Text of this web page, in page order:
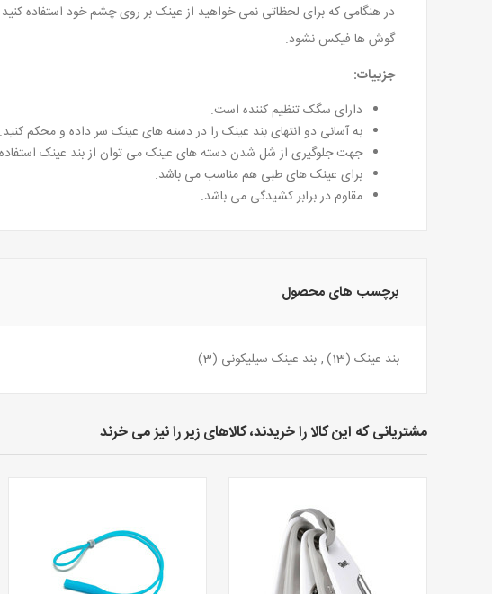
در هنگامی که برای لحظاتی نمی خواهید از عینک بر روی چشم خود استفاده
گوش ها فیکس نشود.
جزییات:
دارای سگک تنظیم کننده است.
به آسانی دو انتهای بند عینک را در دسته های عینک سر داده و محکم کنید.
جهت جلوگیری از شل شدن دسته های عینک می توان از بند عینک
برای عینک های طبی هم مناسب می باشد.
مقاوم در برابر کشیدگی می باشد.
برچسب های محصول
بند عینک (13)
, بند عینک سیلیکونی (3)
مشتریانی که این کالا را خریدند، کالاهای زیر را نیز می خرند